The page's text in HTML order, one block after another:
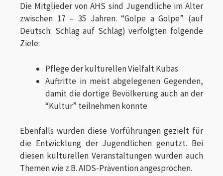
Die Mitglieder von AHS sind Jugendliche im Alter
zwischen 17 – 35 Jahren. “Golpe a Golpe” (auf
Deutsch: Schlag auf Schlag) verfolgten folgende
Ziele:
Pflege der kulturellen Vielfalt Kubas
Auftritte in meist abgelegenen Gegenden,
damit die dortige Bevölkerung auch an der
“Kultur” teilnehmen konnte
Ebenfalls wurden diese Vorführungen gezielt für
die Entwicklung der Jugendlichen genutzt. Bei
diesen kulturellen Veranstaltungen wurden auch
Themen wie z.B. AIDS-Prävention angesprochen.